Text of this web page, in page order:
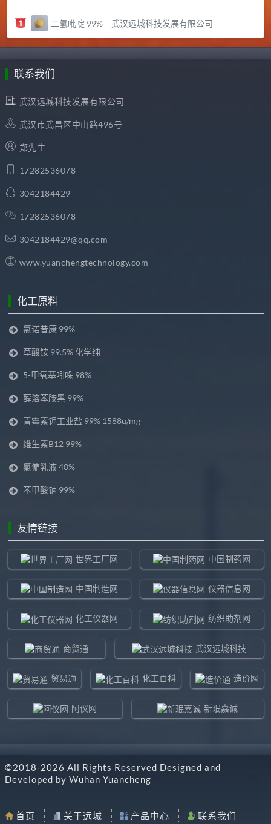
二氢吡啶 99% – 武汉远城科技发展有限公司
联系我们
武汉远城科技发展有限公司
武汉市武昌区中山路496号
郑先生
17282536078
3042184429
17282536078
3042184429@qq.com
www.yuanchengtechnology.com
化工原料
氯诺昔康 99%
草酸铵 99.5% 化学纯
5-甲氧基吲哚 98%
醇溶苯胺黑 99%
青霉素钾工业盐 99% 1588u/mg
维生素B12 99%
氯偏乳液 40%
苯甲酸钠 99%
友情链接
世界工厂网 中国制药网
中国制造网 仪器信息网
化工仪器网 纺织助剂网
商贸通 武汉远城科技
贸易通 化工百科 造价网
阿仪网 新珉嘉诚
东北制造网 药智通
©2018-2026 All Rights Reserved Designed and
Developed by Wuhan Yuancheng
首页 关于远城 产品中心 联系我们